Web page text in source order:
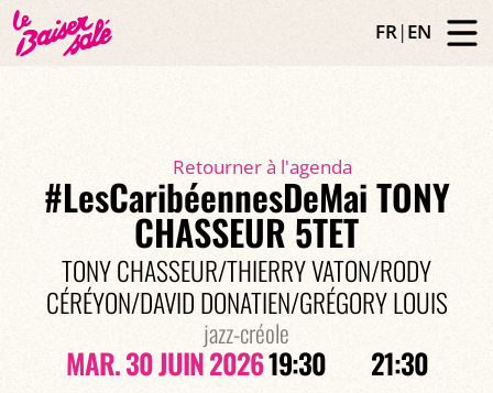
FR|EN
Retourner à l'agenda
#LesCaribéennesDeMai TONY
CHASSEUR 5TET
TONY CHASSEUR/THIERRY VATON/RODY
CÉRÉYON/DAVID DONATIEN/GRÉGORY LOUIS
jazz-créole
MAR. 30 JUIN 202619:30 21:30